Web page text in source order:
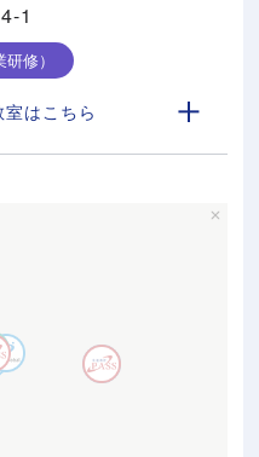
1
研修）
はこちら